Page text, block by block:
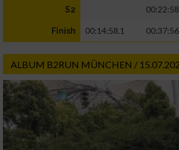
S2
Finish 00:14:58.1
ALBUM B2RUN MÜNCHEN /